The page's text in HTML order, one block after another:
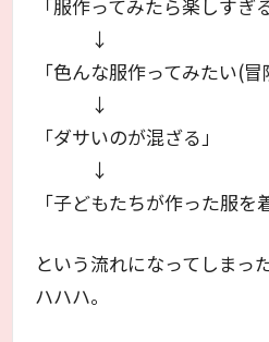
「服作ってみたら楽しすぎ
↓
「色んな服作ってみたい(冒
↓
「ダサいのが混ざる」
↓
「子どもたちが作った服を
という流れになってしまっ
ハハハ。